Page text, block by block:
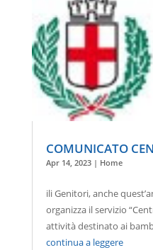
COMUNICATO
Apr 14, 2023| Home
ili Genitori, anche
organizza il servizio
attività destinato ai
continua a leggere